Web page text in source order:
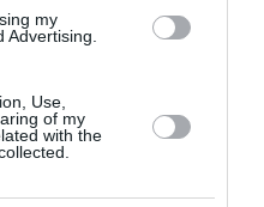
my
Advertising.
Use,
of my
with the
donation